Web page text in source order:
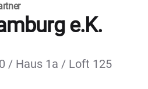
e.K.
/ Haus 1a / Loft 125